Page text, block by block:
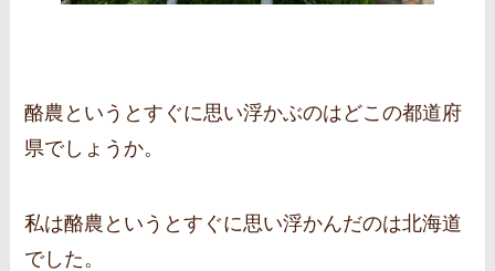
酪農というとすぐに思い浮かぶのはどこの都道府
県でしょうか。
私は酪農というとすぐに思い浮かんだのは北海道
でした。